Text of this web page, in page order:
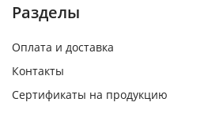
Разделы
Оплата и доставка
Контакты
Сертификаты на продукцию